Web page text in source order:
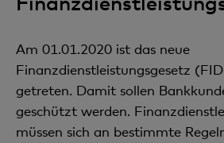
Am 01.01.2020 ist das neue
Finanzdienstleistungsgesetz
getreten. Damit sollen
geschützt werden.
müssen sich an bestimmte